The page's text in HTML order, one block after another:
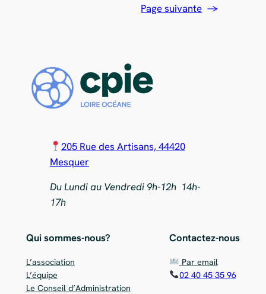
Page suivante →
205 Rue des Artisans, 44420
Mesquer
Du Lundi au Vendredi 9h-12h 14h-
17h
Qui sommes-nous?
L’association
L’équipe
Le Conseil d’Administration
Contactez-nous
Par email
02 40 45 35 96